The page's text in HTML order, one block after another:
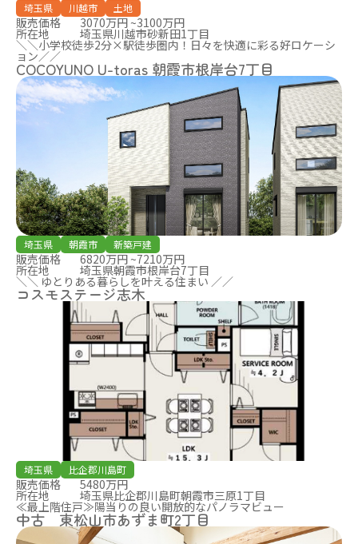
埼玉県 川越市 土地
販売価格 3070万円 ~3100万円
所在地 埼玉県川越市砂新田1丁目
＼＼小学校徒歩2分×駅徒歩圏内！日々を快適に彩る好ロケーシ
ョン／／
COCOYUNO U-toras 朝霞市根岸台7丁目
埼玉県 朝霞市 新築戸建
販売価格 6820万円 ~7210万円
所在地 埼玉県朝霞市根岸台7丁目
＼＼ ゆとりある暮らしを叶える住まい ／／
コスモステージ志木
埼玉県 比企郡川島町
販売価格 5480万円
所在地 埼玉県比企郡川島町朝霞市三原1丁目
≪最上階住戸≫陽当りの良い開放的なパノラマビュー
中古 東松山市あずま町2丁目